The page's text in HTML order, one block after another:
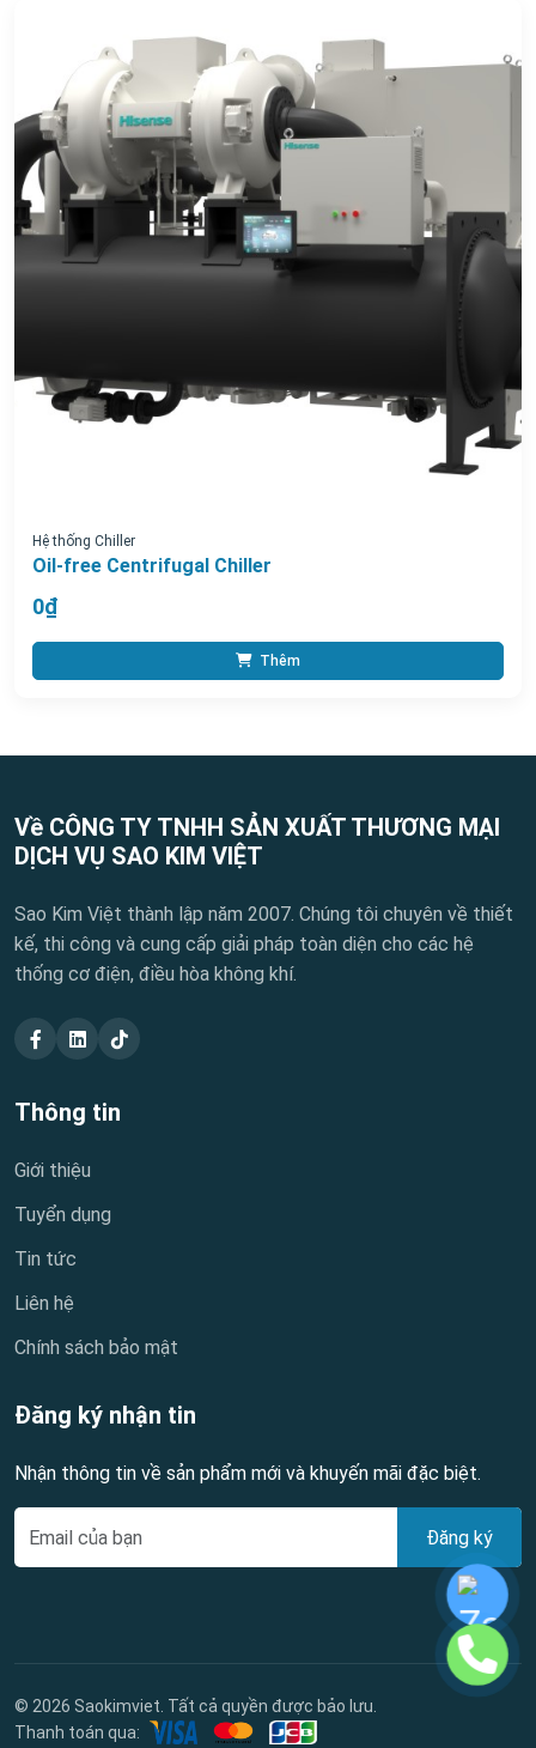
Hệ thống Chiller
Oil-free Centrifugal Chiller
0₫
Thêm
Về CÔNG TY TNHH SẢN XUẤT THƯƠNG MẠI
DỊCH VỤ SAO KIM VIỆT
Sao Kim Việt thành lập năm 2007. Chúng tôi chuyên về thiết
kế, thi công và cung cấp giải pháp toàn diện cho các hệ
thống cơ điện, điều hòa không khí.
Thông tin
Giới thiệu
Tuyển dụng
Tin tức
Liên hệ
Chính sách bảo mật
Đăng ký nhận tin
Nhận thông tin về sản phẩm mới và khuyến mãi đặc biệt.
Đăng ký
© 2026 Saokimviet. Tất cả quyền được bảo lưu.
Thanh toán qua: